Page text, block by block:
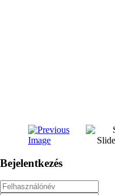
Bejelentkezés